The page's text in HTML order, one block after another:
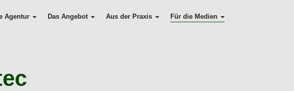
Agentur Das Angebot Aus der Praxis Für die Medien